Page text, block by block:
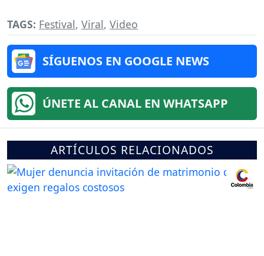
TAGS: Festival, Viral, Video
SÍGUENOS EN GOOGLE NEWS
ÚNETE AL CANAL EN WHATSAPP
ARTÍCULOS RELACIONADOS